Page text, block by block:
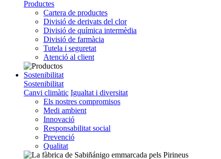
Productes
Cartera de productes
Divisió de derivats del clor
Divisió de química intermèdia
Divisió de farmàcia
Tutela i seguretat
Atenció al client
Sostenibilitat
Sostenibilitat
Canvi climàtic Igualtat i diversitat
Els nostres compromisos
Medi ambient
Innovació
Responsabilitat social
Prevenció
Qualitat